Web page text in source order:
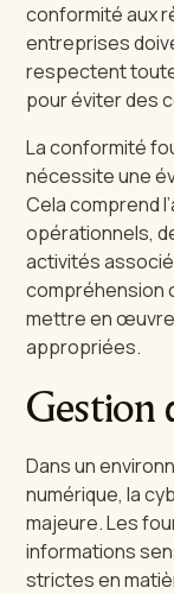
conformité aux
entreprises
respectent
pour éviter des
La conformité
nécessite une
Cela comprend
opérationnels,
activités
compréhension
mettre en
appropriées.
Gestion
Dans un
numérique, la
majeure. Les
informations
strictes en